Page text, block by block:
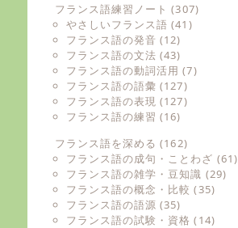
フランス語練習ノート (307)
やさしいフランス語 (41)
フランス語の発音 (12)
フランス語の文法 (43)
フランス語の動詞活用 (7)
フランス語の語彙 (127)
フランス語の表現 (127)
フランス語の練習 (16)
フランス語を深める (162)
フランス語の成句・ことわざ (61)
フランス語の雑学・豆知識 (29)
フランス語の概念・比較 (35)
フランス語の語源 (35)
フランス語の試験・資格 (14)